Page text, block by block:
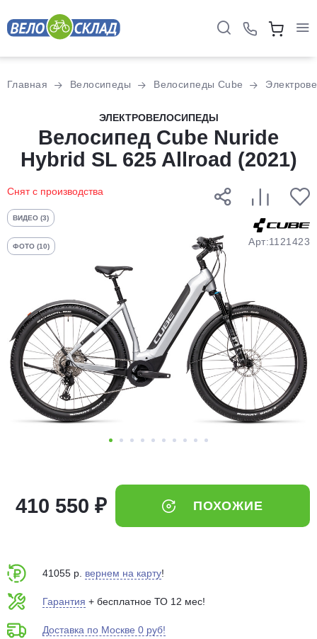
Главная Велосипеды Велосипеды Cube
ЭЛЕКТРОВЕЛОСИПЕДЫ
Велосипед Cube Nuride
Hybrid SL 625 Allroad (2021)
Снят с производства
ВИДЕО (3)
ФОТО (10) Арт:1121423
410 550 ₽ ПОХОЖИЕ
41055 р. вернем на карту!
Гарантия + бесплатное ТО 12 мес!
Доставка по Москве 0 руб!
Разбейте
оплатуна части
без переплат
График платежей
Добавляйте товары
в корзину
Оплачивайте сегодня только
25% картой любого банка
выбранный способом
Оставшиеся75% будут
Подробнее